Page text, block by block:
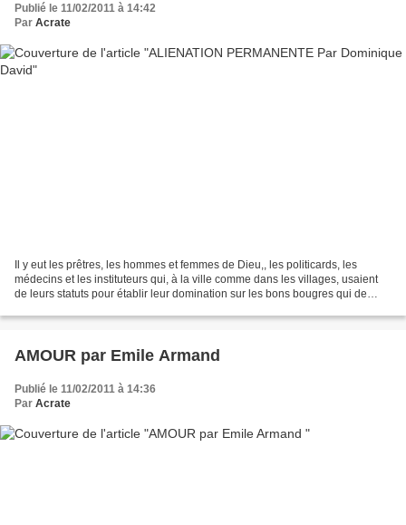
Publié le 11/02/2011 à 14:42
Par Acrate
Il y eut les prêtres, les hommes et femmes de Dieu,, les politicards, les
médecins et les instituteurs qui, à la ville comme dans les villages, usaient
de leurs statuts pour établir leur domination sur les bons bougres qui de
AMOUR par Emile Armand
Publié le 11/02/2011 à 14:36
Par Acrate